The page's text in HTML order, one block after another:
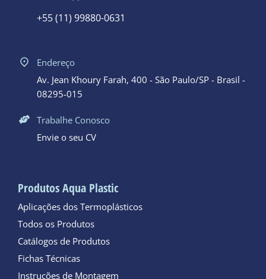
+55 (11) 99880-0631
Endereço
Av. Jean Khoury Farah, 400 - São Paulo/SP - Brasil -
08295-015
Trabalhe Conosco
Envie o seu CV
Produtos Aqua Plastic
Aplicações dos Termoplásticos
Todos os Produtos
Catálogos de Produtos
Fichas Técnicas